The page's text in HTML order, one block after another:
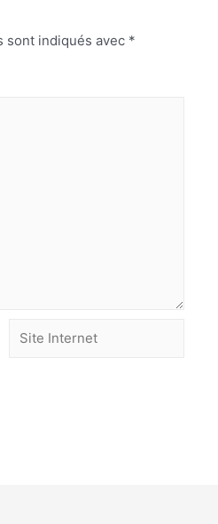
sont indiqués avec *